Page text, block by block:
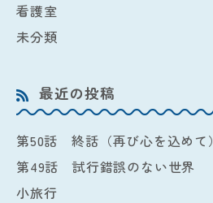
看護室
未分類
最近の投稿
第50話 終話（再び心を込めて）
第49話 試行錯誤のない世界
小旅行